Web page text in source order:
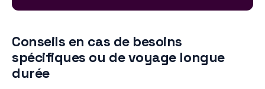
Conseils en cas de besoins
spécifiques ou de voyage longue
durée